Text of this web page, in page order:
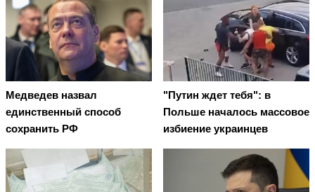
Медведев назвал
единственный способ
сохранить РФ
"Путин ждет тебя": в
Польше началось массовое
избиение украинцев